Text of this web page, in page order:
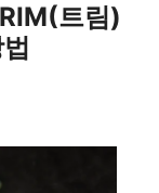
트림)